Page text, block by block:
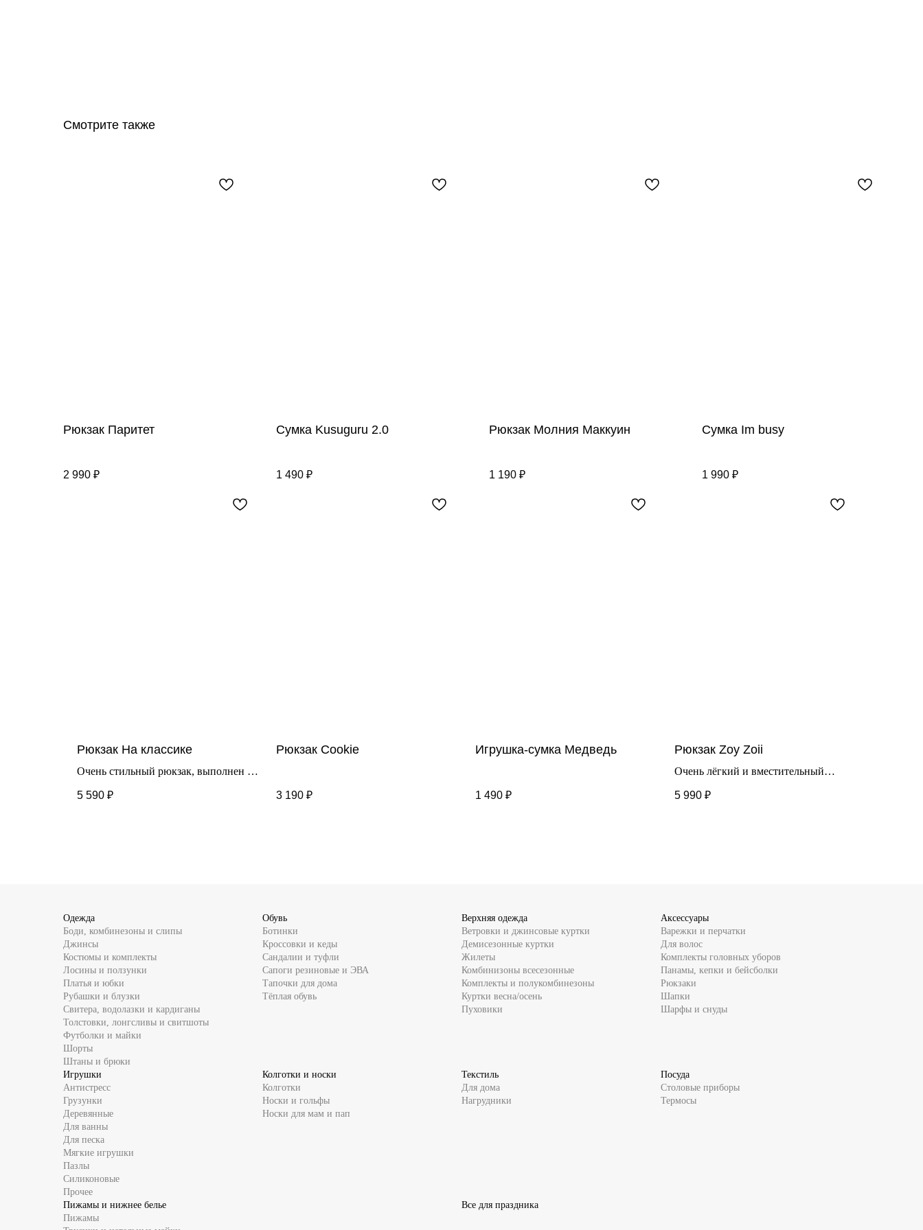
Смотрите также
Рюкзак Паритет
2 990 ₽
Сумка Kusuguru 2.0
1 490 ₽
Рюкзак Молния Маккуин
1 190 ₽
Сумка Im busy
1 990 ₽
Рюкзак На классике
Очень стильный рюкзак, выполнен из
Идеально в школу. Размер: 39*29*14
5 590 ₽
Рюкзак Cookie
3 190 ₽
Игрушка-сумка Медведь
1 490 ₽
Рюкзак Zoy Zoii
Очень лёгкий и вместительный
неопрена. Вес рюкзака всего 600гр.
5 990 ₽
Одежда
Боди, комбинезоны и слипы
Джинсы
Костюмы и комплекты
Лосины и ползунки
Платья и юбки
Рубашки и блузки
Свитера, водолазки и кардиганы
Толстовки, лонгсливы и свитшоты
Футболки и майки
Шорты
Штаны и брюки
Обувь
Ботинки
Кроссовки и кеды
Сандалии и туфли
Сапоги резиновые и ЭВА
Тапочки для дома
Тёплая обувь
Верхняя одежда
Ветровки и джинсовые куртки
Демисезонные куртки
Жилеты
Комбинизоны всесезонные
Комплекты и полукомбинезоны
Куртки весна/осень
Пуховики
Аксессуары
Варежки и перчатки
Для волос
Комплекты головных уборов
Панамы, кепки и бейсболки
Рюкзаки
Шапки
Шарфы и снуды
Игрушки
Антистресс
Грузунки
Деревянные
Для ванны
Для песка
Мягкие игрушки
Пазлы
Силиконовые
Прочее
Колготки и носки
Колготки
Носки и гольфы
Носки для мам и пап
Текстиль
Для дома
Нагрудники
Посуда
Столовые приборы
Термосы
Пижамы и нижнее белье
Пижамы
Все для праздника